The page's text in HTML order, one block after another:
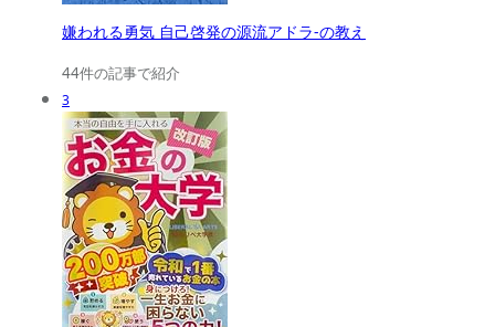
嫌われる勇気 自己啓発の源流アドラ-の教え
44件の記事で紹介
3